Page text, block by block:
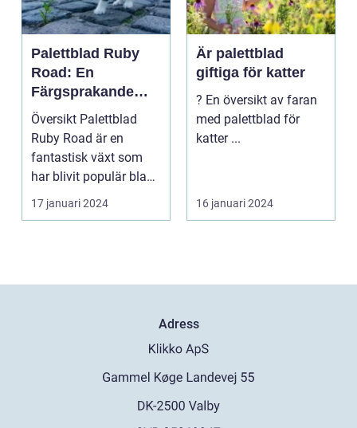
Palettblad Ruby
Road: En
Färgsprakande
Skapelse För
Trädgården
Översikt Palettblad
Ruby Road är en
fantastisk växt som
har blivit populär bland
trädgårdsentusiast...
17 januari 2024
Är palettblad
giftiga för katter
? En översikt av faran
med palettblad för
katter ...
16 januari 2024
Adress